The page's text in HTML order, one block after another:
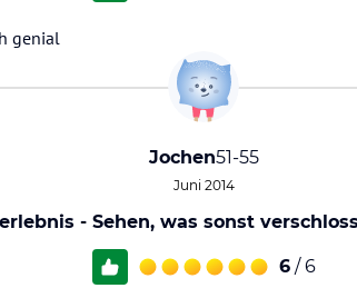
genial
Jochen51-55
Juni 2014
- Sehen, was sonst
6 / 6